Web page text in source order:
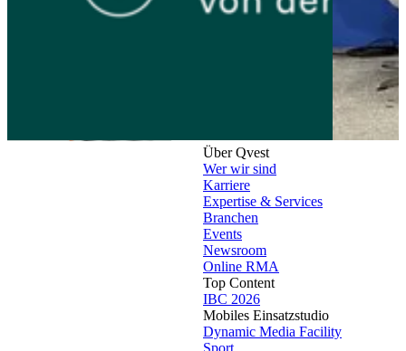
Über Qvest
Wer wir sind
Karriere
Expertise & Services
Branchen
Events
Newsroom
Online RMA
Top Content
IBC 2026
Mobiles Einsatzstudio
Dynamic Media Facility